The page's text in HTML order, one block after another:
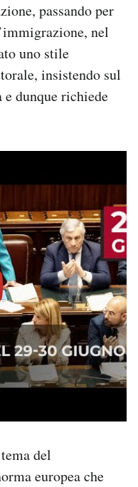
passando per
nel
uno stile
insistendo sul
e dunque richiede
del
europea che